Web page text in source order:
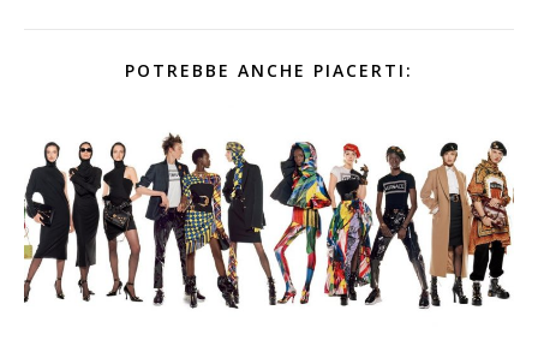
POTREBBE ANCHE PIACERTI: